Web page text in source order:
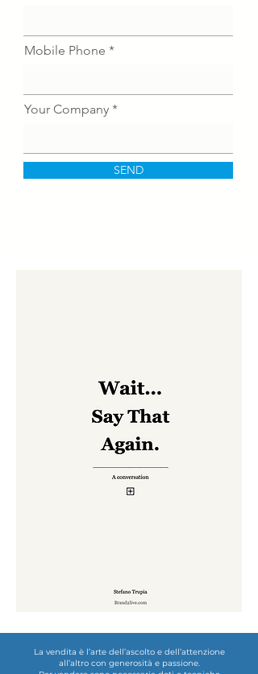
Mobile Phone
Your Company
SEND
La vendita è l’arte dell’ascolto e dell’attenzione
all’altro con generosità e passione.